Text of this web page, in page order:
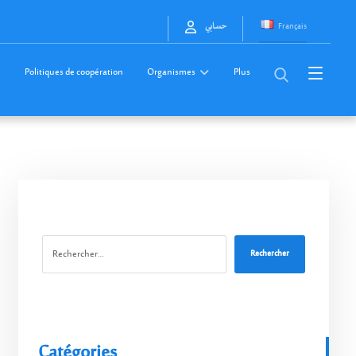
Français حسابي
Politiques de coopération Organismes Plus
Rechercher